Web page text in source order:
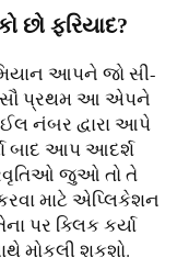
છો ફરિયાદ?
આપને જો સી-
સૌ પ્રથમ આ એપને
નંબર દ્વારા આપે
બાદ આપ આદર્શ
જુઓ તો તે
માટે એપ્લિકેશન
પર ક્લિક કર્યા
મોકલી શકશો.